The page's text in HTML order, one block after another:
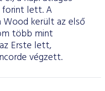
forint lett. A
került az első
több mint
Erste lett,
végzett.